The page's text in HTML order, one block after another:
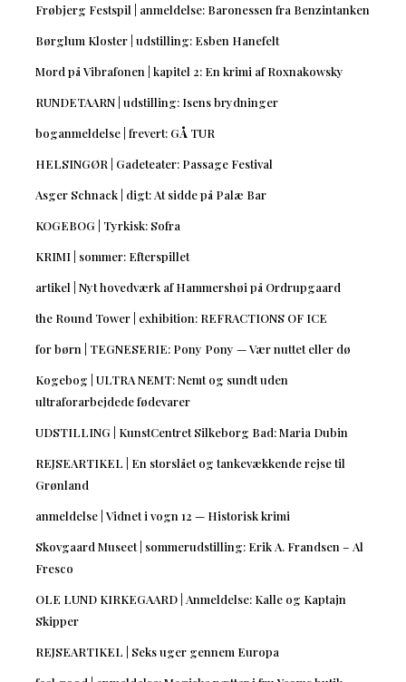
Frøbjerg Festspil | anmeldelse: Baronessen fra Benzintanken
Børglum Kloster | udstilling: Esben Hanefelt
Mord på Vibrafonen | kapitel 2: En krimi af Roxnakowsky
RUNDETAARN | udstilling: Isens brydninger
boganmeldelse | frevert: GÅ TUR
HELSINGØR | Gadeteater: Passage Festival
Asger Schnack | digt: At sidde på Palæ Bar
KOGEBOG | Tyrkisk: Sofra
KRIMI | sommer: Efterspillet
artikel | Nyt hovedværk af Hammershøi på Ordrupgaard
the Round Tower | exhibition: REFRACTIONS OF ICE
for børn | TEGNESERIE: Pony Pony — Vær nuttet eller dø
Kogebog | ULTRA NEMT: Nemt og sundt uden
ultraforarbejdede fødevarer
UDSTILLING | KunstCentret Silkeborg Bad: Maria Dubin
REJSEARTIKEL | En storslået og tankevækkende rejse til
Grønland
anmeldelse | Vidnet i vogn 12 — Historisk krimi
Skovgaard Museet | sommerudstilling: Erik A. Frandsen – Al
Fresco
OLE LUND KIRKEGAARD | Anmeldelse: Kalle og Kaptajn
Skipper
REJSEARTIKEL | Seks uger gennem Europa